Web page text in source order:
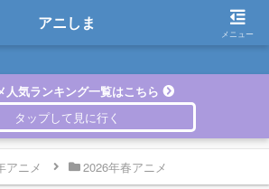
アニしま
人気ランキング一覧はこちら
アニメ 2026年春アニメ
アニしま
メニュー